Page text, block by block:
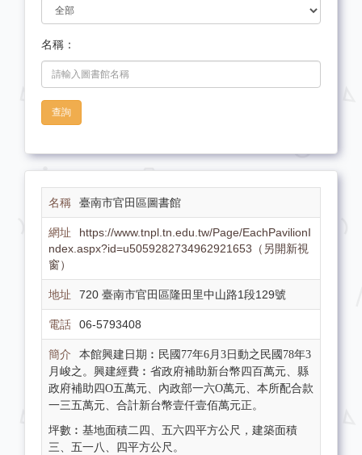
名稱：
查詢
臺南市官田區圖書館
https://www.tnpl.tn.edu.tw/Page/EachPavilionI
ndex.aspx?id=u5059282734962921653（另開新視
窗）
720 臺南市官田區隆田里中山路1段129號
06-5793408
本館興建日期︰民國77年6月3日動之民國78年3
月峻之。興建經費︰省政府補助新台幣四百萬元、縣
政府補助四O五萬元、內政部一六O萬元、本所配合款
一三五萬元、合計新台幣壹仟壹佰萬元正。
坪數︰基地面積二四、五六四平方公尺，建築面積
三、五一八、四平方公尺。